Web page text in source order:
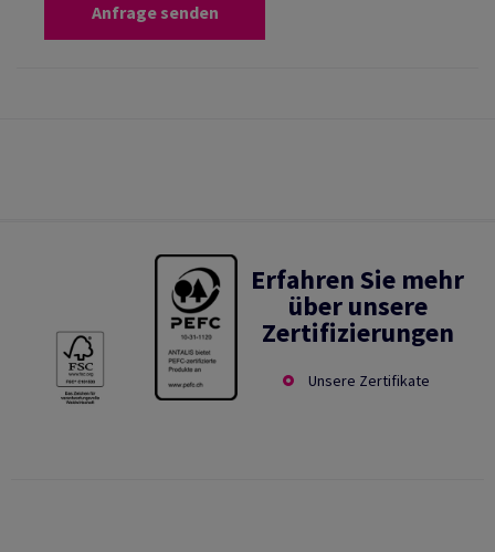
Anfrage senden
Erfahren Sie mehr
über unsere
Zertifizierungen
Unsere Zertifikate